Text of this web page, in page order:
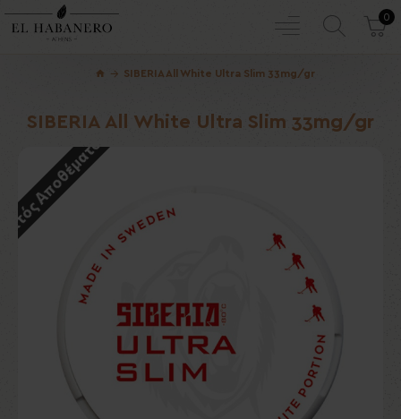
0
SIBERIA All White Ultra Slim 33mg/gr
SIBERIA All White Ultra Slim 33mg/gr
Αποθέματος